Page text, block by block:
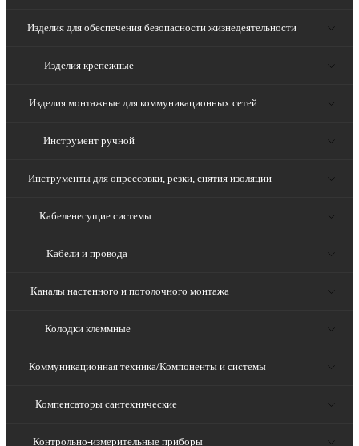
Изделия для обеспечения безопасности жизнедеятельности
Изделия крепежные
Изделия монтажные для коммуникационных сетей
Инструмент ручной
Инструменты для опрессовки, резки, снятия изоляции
Кабеленесущие системы
Кабели и провода
Каналы настенного и потолочного монтажа
Колодки клеммные
Коммуникационная техника/Компоненты и системы
Компенсаторы сантехнические
Контрольно-измерительные приборы